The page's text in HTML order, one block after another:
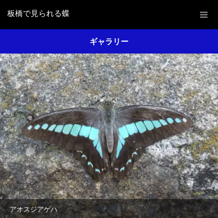
板橋で見られる蝶
ギャラリー
アオスジアゲハ